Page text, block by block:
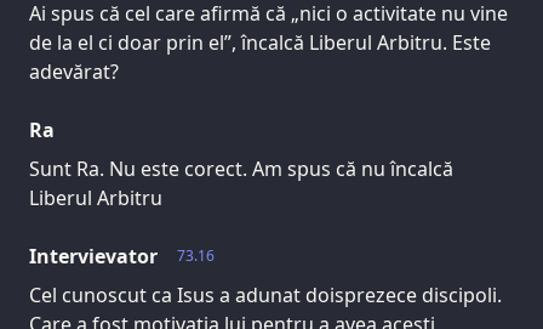
Ai spus că cel care afirmă că „nici o activitate nu vine
de la el ci doar prin el”, încalcă Liberul Arbitru. Este
adevărat?
Ra
Sunt Ra. Nu este corect. Am spus că nu încalcă
Liberul Arbitru
73.16
Intervievator
Cel cunoscut ca Isus a adunat doisprezece discipoli.